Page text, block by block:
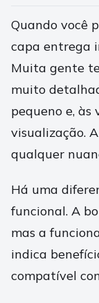
Quando você
capa entrega
Muita gente
muito
pequeno e, às
visualização.
qualquer
Há uma
funcional. A
mas a
indica
compatível